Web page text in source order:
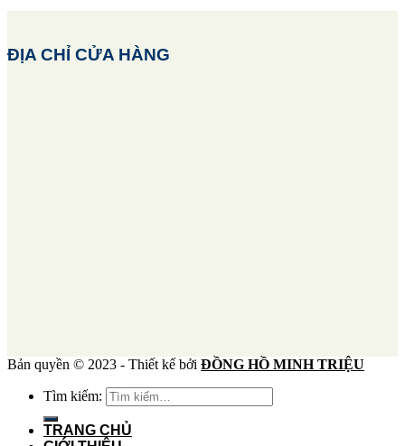
ĐỊA CHỈ CỬA HÀNG
Bản quyền © 2023 - Thiết kế bởi ĐỒNG HỒ MINH TRIỆU
Tìm kiếm:
TRANG CHỦ